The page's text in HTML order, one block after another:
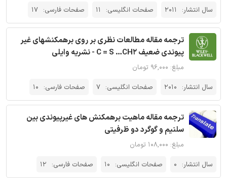
سال انتشار:
2011 صفحات انگلیسی: 11 صفحات فارسی: 17
ترجمه مقاله مطالعات نظری بر روی برهمکنشهای غیر
پیوندی ضعیف C = S …CH2 - نشریه وایلی
مبلغ: ۹۶,۰۰۰ تومان
سال انتشار: 2010 صفحات انگلیسی: 7 صفحات فارسی: 10
ترجمه مقاله ماهیت برهمکنش های غیرپیوندی بین
سلنیم و گوگرد دو ظرفیتی
مبلغ: ۱۰۸,۰۰۰ تومان
سال انتشار: 0 صفحات انگلیسی: 10 صفحات فارسی: 12